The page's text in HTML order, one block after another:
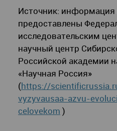
Источник: информация
предоставлены
исследовательским
научный центр
Российской академии
«Научная Россия»
(https://
vyzyvausaa-azvu-
celovekom )